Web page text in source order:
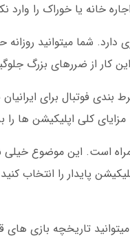
خانه یا خوراک را وارد
دارد. شما میتوانید
کار از ضررهای بزرگ
فوتبال برای
کلی اپلیکیشن ها را
است. این موضوع
پایدار را انتخاب
تاریخچه بازی